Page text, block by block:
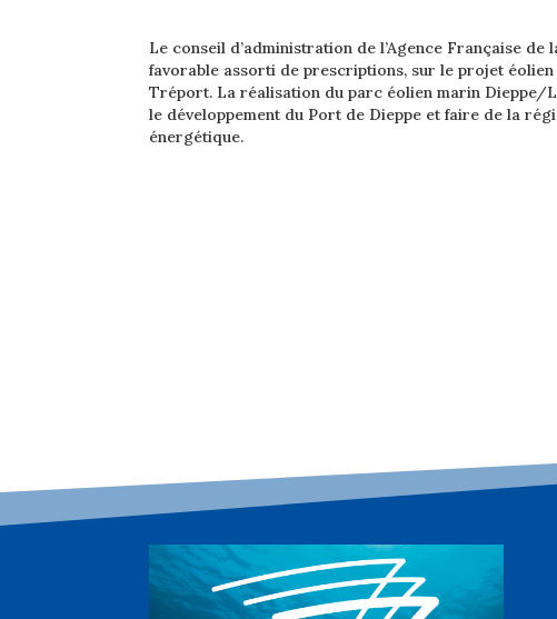
Le conseil d’administration de l’Agence Française
favorable assorti de prescriptions, sur le projet
Tréport. La réalisation du parc éolien marin
le développement du Port de Dieppe et faire de la
énergétique.